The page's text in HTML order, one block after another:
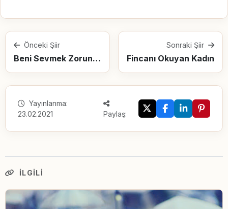
Önceki Şiir
Beni Sevmek Zorunda Değilsin
Sonraki Şiir
Fincanı Okuyan Kadın
Yayınlanma:
23.02.2021
Paylaş:
İLGILI